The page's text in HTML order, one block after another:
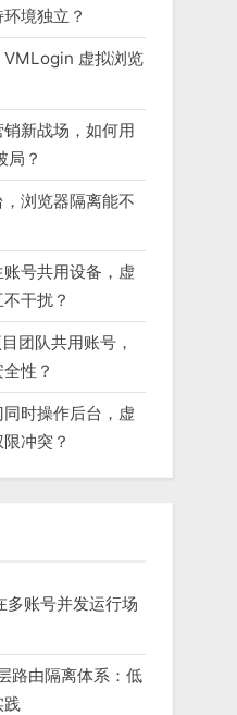
境独立？
VMLogin 虚拟浏览
新战场，如何用
局？
浏览器隔离能不
号共用设备，虚
干扰？
团队共用账号，
性？
时操作后台，虚
冲突？
多账号并发运行场
路由隔离体系：低